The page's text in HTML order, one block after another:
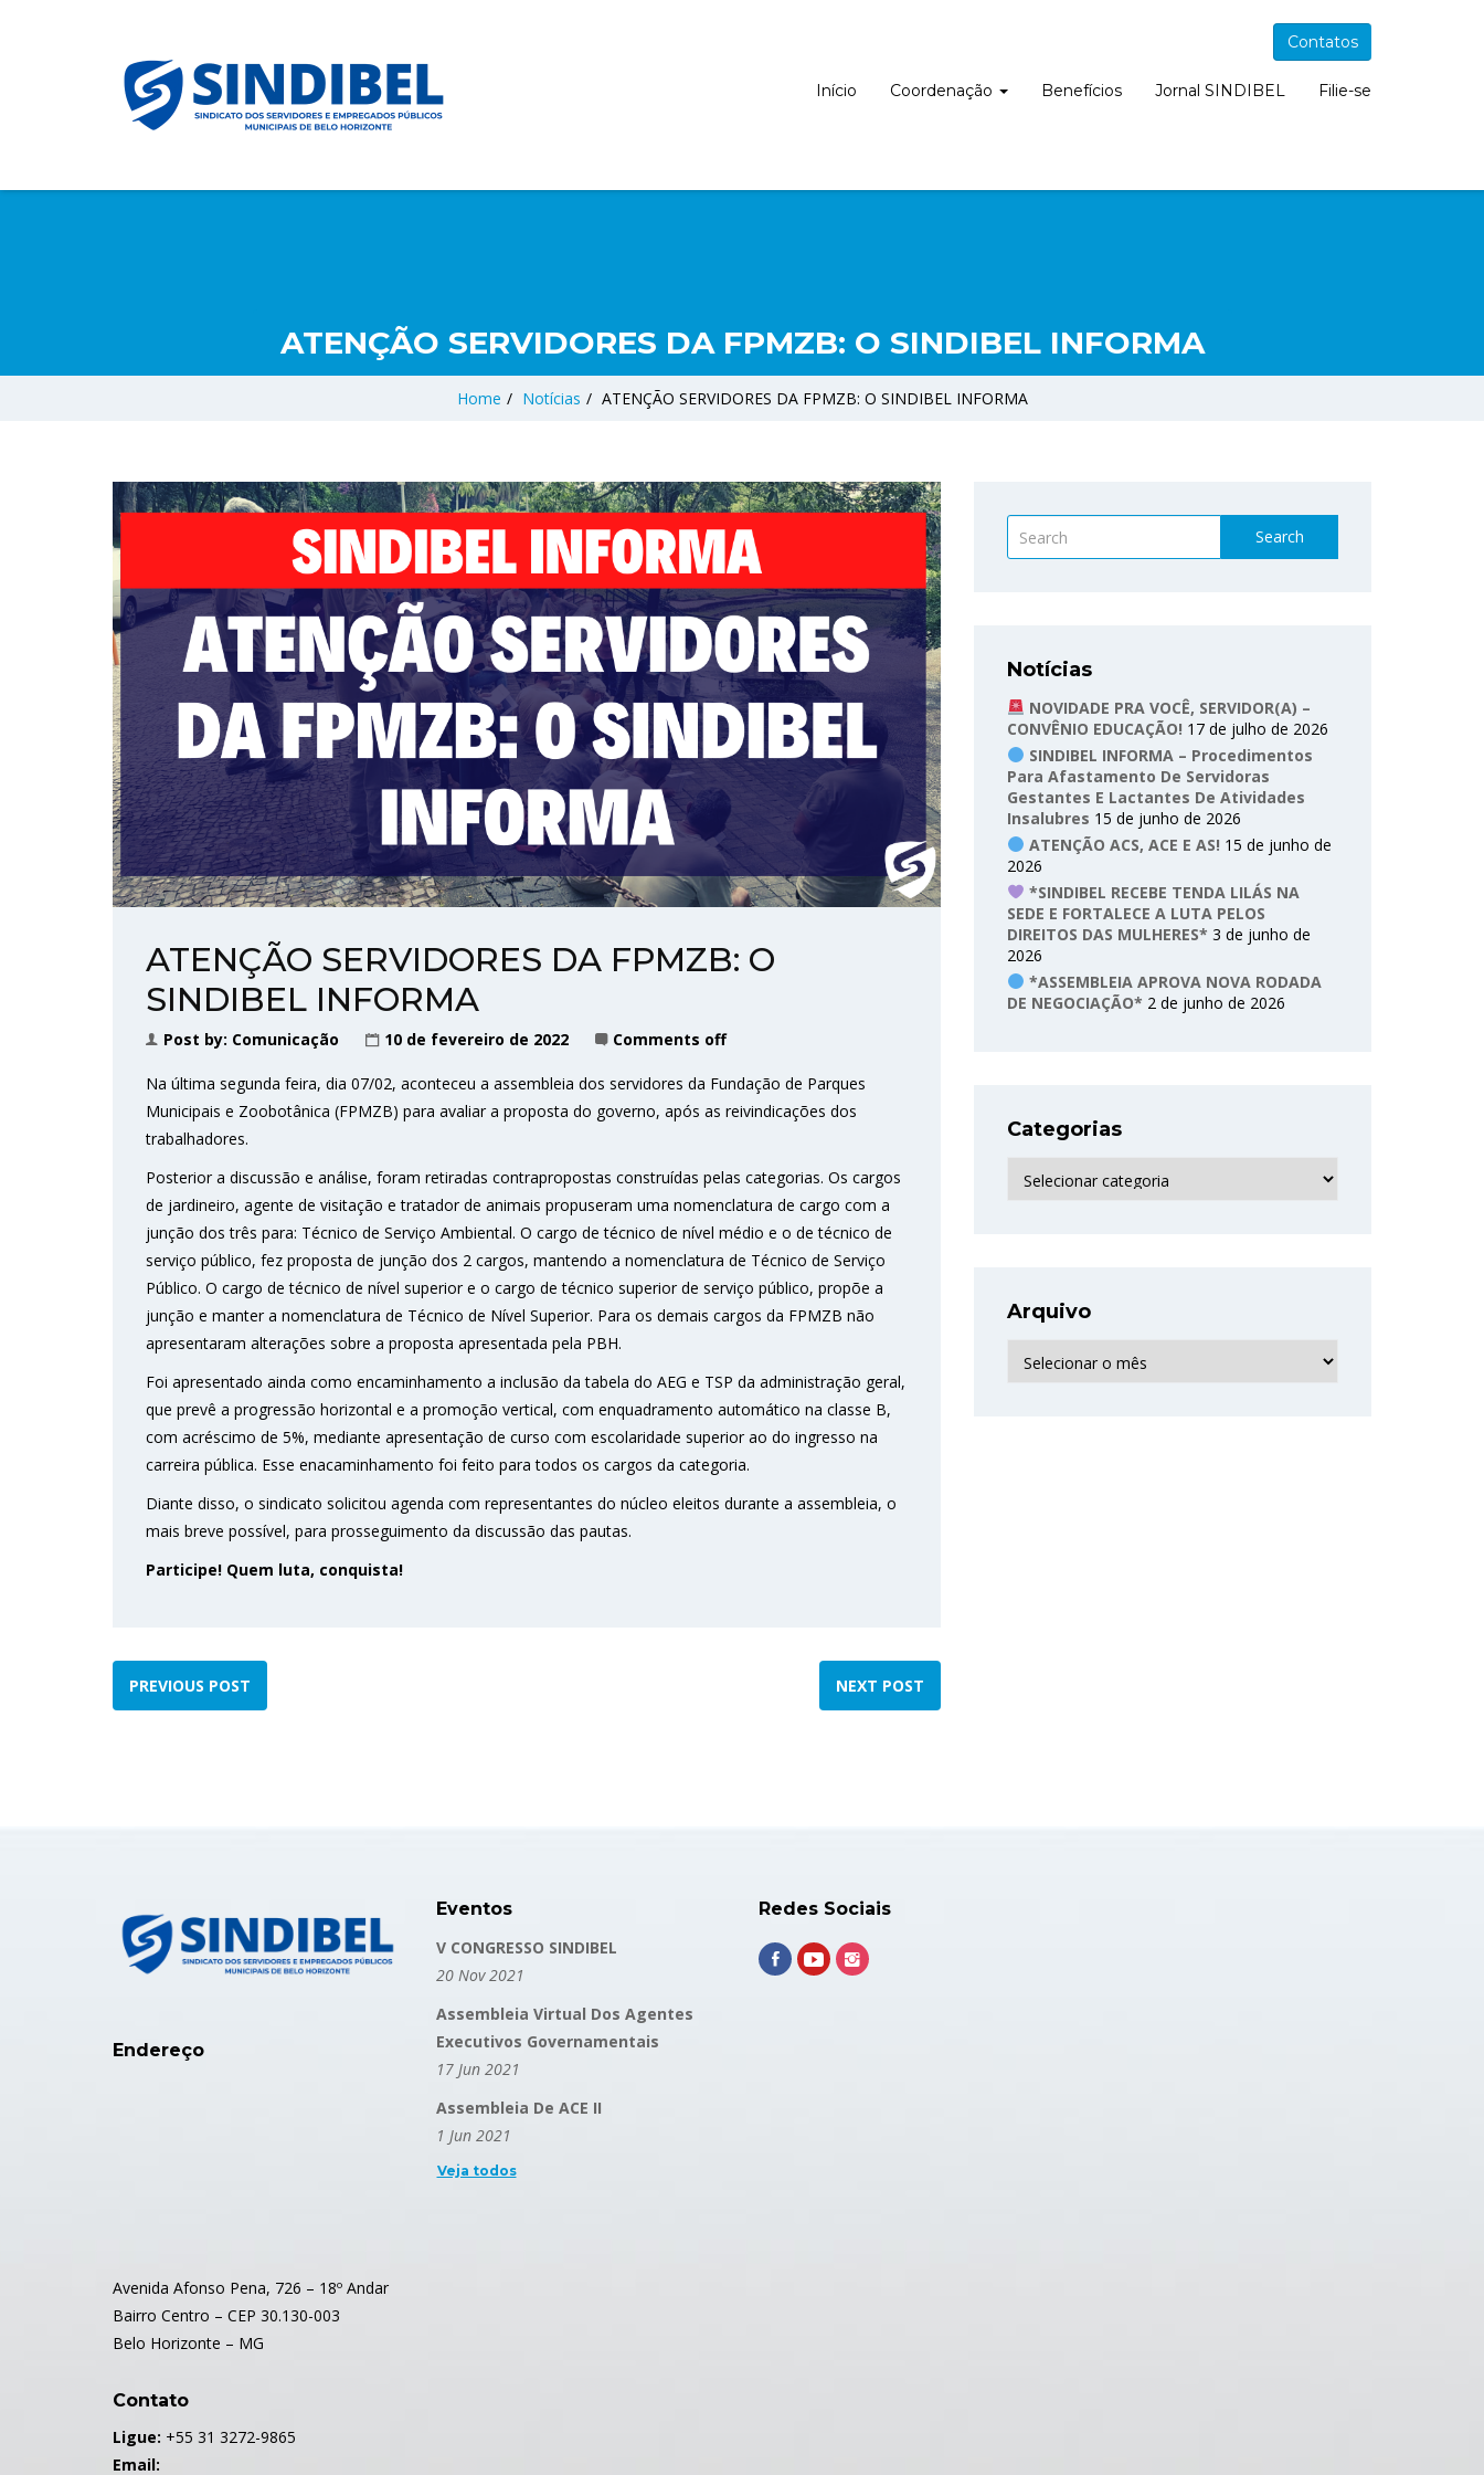
Contatos
Início Coordenação Benefícios Jornal SINDIBEL Filie-se
ATENÇÃO SERVIDORES DA FPMZB: O SINDIBEL INFORMA
Home / Notícias / ATENÇÃO SERVIDORES DA FPMZB: O SINDIBEL INFORMA
ATENÇÃO SERVIDORES DA FPMZB: O
SINDIBEL INFORMA
Post by: Comunicação 10 de fevereiro de 2022 Comments off
Na última segunda feira, dia 07/02, aconteceu a assembleia dos servidores da Fundação de Parques
Municipais e Zoobotânica (FPMZB) para avaliar a proposta do governo, após as reivindicações dos
trabalhadores.
Posterior a discussão e análise, foram retiradas contrapropostas construídas pelas categorias. Os cargos
de jardineiro, agente de visitação e tratador de animais propuseram uma nomenclatura de cargo com a
junção dos três para: Técnico de Serviço Ambiental. O cargo de técnico de nível médio e o de técnico de
serviço público, fez proposta de junção dos 2 cargos, mantendo a nomenclatura de Técnico de Serviço
Público. O cargo de técnico de nível superior e o cargo de técnico superior de serviço público, propõe a
junção e manter a nomenclatura de Técnico de Nível Superior. Para os demais cargos da FPMZB não
apresentaram alterações sobre a proposta apresentada pela PBH.
Foi apresentado ainda como encaminhamento a inclusão da tabela do AEG e TSP da administração geral,
que prevê a progressão horizontal e a promoção vertical, com enquadramento automático na classe B,
com acréscimo de 5%, mediante apresentação de curso com escolaridade superior ao do ingresso na
carreira pública. Esse enacaminhamento foi feito para todos os cargos da categoria.
Diante disso, o sindicato solicitou agenda com representantes do núcleo eleitos durante a assembleia, o
mais breve possível, para prosseguimento da discussão das pautas.
Participe! Quem luta, conquista!
PREVIOUS POST NEXT POST
Search
Notícias
NOVIDADE PRA VOCÊ, SERVIDOR(A) –
CONVÊNIO EDUCAÇÃO! 17 de julho de 2026
SINDIBEL INFORMA – Procedimentos
Para Afastamento De Servidoras
Gestantes E Lactantes De Atividades
Insalubres 15 de junho de 2026
ATENÇÃO ACS, ACE E AS! 15 de junho de
2026
*SINDIBEL RECEBE TENDA LILÁS NA
SEDE E FORTALECE A LUTA PELOS
DIREITOS DAS MULHERES* 3 de junho de
2026
*ASSEMBLEIA APROVA NOVA RODADA
DE NEGOCIAÇÃO* 2 de junho de 2026
Categorias
Categorias
Arquivo
Arquivo
Endereço
Avenida Afonso Pena, 726 – 18º Andar
Bairro Centro – CEP 30.130-003
Belo Horizonte – MG
Contato
Ligue: +55 31 3272-9865
Email:
Eventos
V CONGRESSO SINDIBEL
20 Nov 2021
Assembleia Virtual Dos Agentes
Executivos Governamentais
17 Jun 2021
Assembleia De ACE II
1 Jun 2021
Veja todos
Redes Sociais